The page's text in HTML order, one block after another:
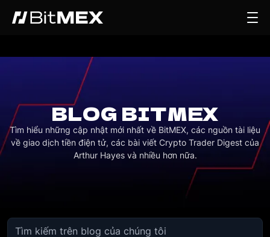
BLOG BITMEX
Tìm hiểu những cập nhật mới nhất về BitMEX, các nguồn tài liệu
về giao dịch tiền điện tử, các bài viết Crypto Trader Digest của
Arthur Hayes và nhiều hơn nữa.